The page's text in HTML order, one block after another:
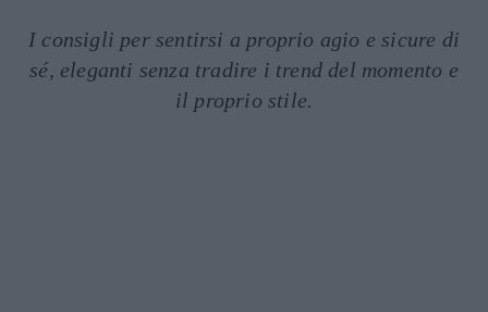
I consigli per sentirsi a proprio agio e sicure di
sé, eleganti senza tradire i trend del momento e
il proprio stile.